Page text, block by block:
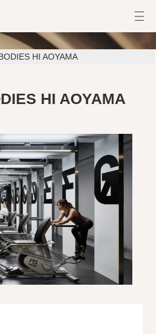
HI AOYAMA
HI AOYAMA
HI AOYAMA